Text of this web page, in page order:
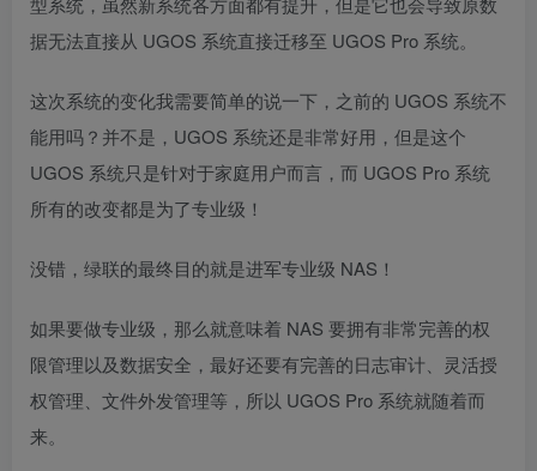
据无法直接从 UGOS 系统直接迁移至 UGOS Pro 系统。
这次系统的变化我需要简单的说一下，之前的 UGOS 系统不
能用吗？并不是，UGOS 系统还是非常好用，但是这个
UGOS 系统只是针对于家庭用户而言，而 UGOS Pro 系统
所有的改变都是为了专业级！
没错，绿联的最终目的就是进军专业级 NAS！
如果要做专业级，那么就意味着 NAS 要拥有非常完善的权
限管理以及数据安全，最好还要有完善的日志审计、灵活授
权管理、文件外发管理等，所以 UGOS Pro 系统就随着而
来。